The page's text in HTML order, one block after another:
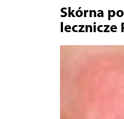
Skórna
lecznicze